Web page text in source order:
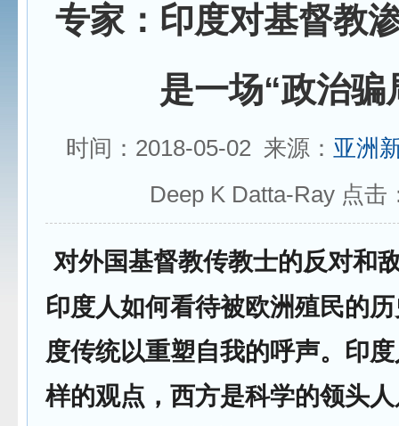
专家：印度对基督教
是一场“政治骗
时间：2018-05-02 来源： 亚洲
Deep K Datta-Ray 点击
对外国基督教传教士的反对和
印度人如何看待被欧洲殖民的
度传统以重塑自我的呼声。印
样的观点，西方是科学的领头